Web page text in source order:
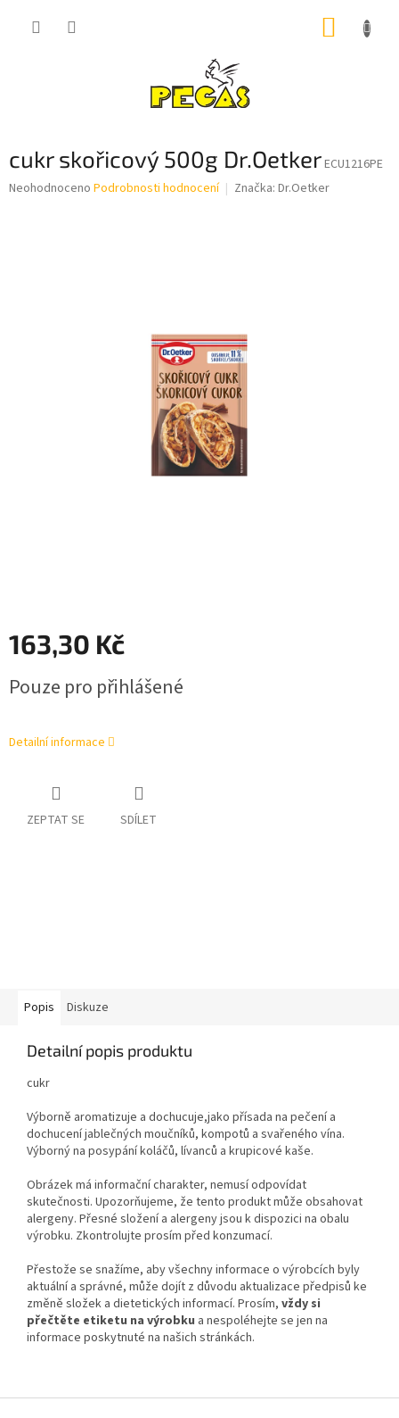
cukr skořicový 500g Dr.OetkerECU1216PE
Průměrné
Neohodnoceno Podrobnosti hodnocení Značka: Dr.Oetker
163,30 Kč
cena:
Pouze pro přihlášené
Detailní informace
ZEPTAT SE SDÍLET
Popis Diskuze
Detailní popis produktu
cukr
Výborně aromatizuje a dochucuje,jako přísada na pečení a
dochucení jablečných moučníků, kompotů a svařeného vína.
Výborný na posypání koláčů, lívanců a krupicové kaše.
Obrázek má informační charakter, nemusí odpovídat
skutečnosti. Upozorňujeme, že tento produkt může obsahovat
alergeny. Přesné složení a alergeny jsou k dispozici na obalu
výrobku. Zkontrolujte prosím před konzumací.
Přestože se snažíme, aby všechny informace o výrobcích byly
aktuální a správné, může dojít z důvodu aktualizace předpisů ke
změně složek a dietetických informací. Prosím, vždy si
přečtěte etiketu na výrobku a nespoléhejte se jen na
informace poskytnuté na našich stránkách.